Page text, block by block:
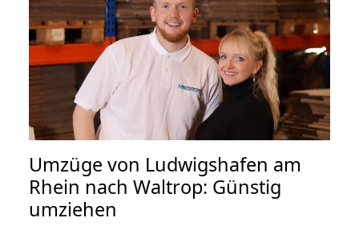
Umzüge von Ludwigshafen am
Rhein nach Waltrop: Günstig
umziehen